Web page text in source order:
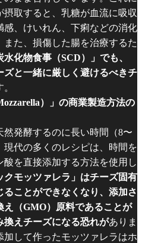
取すると、乳糖が血流に吸収
感、けいれん、下痢などの消化
た、損傷した腸を治療するた
水化物食事（SCD）」でも、
と一緒に厳しく避けるべきチ
）」の商業製造方法の
発酵するのに長い時間（8〜
現代の多くのレシピは、時間を
を直接添加する方法を使用し
クモッツァレラ」はチーズ固有
ことができなくなり、添加さ
（GMO）原料であることが
換えチーズになる恐れがありま
して作ったモッツァレラはホ